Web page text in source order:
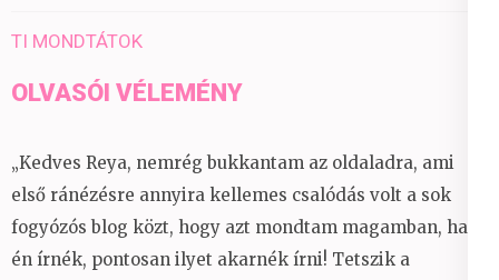
TI MONDTÁTOK
OLVASÓI VÉLEMÉNY
„Kedves Reya, nemrég bukkantam az oldaladra, ami
első ránézésre annyira kellemes csalódás volt a sok
fogyózós blog közt, hogy azt mondtam magamban, ha
én írnék, pontosan ilyet akarnék írni! Tetszik a